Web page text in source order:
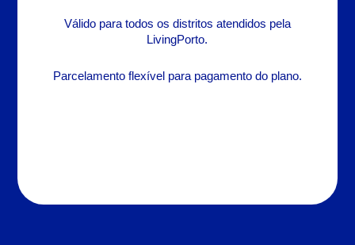
Válido para todos os distritos atendidos pela
LivingPorto.
Parcelamento flexível para pagamento do plano.